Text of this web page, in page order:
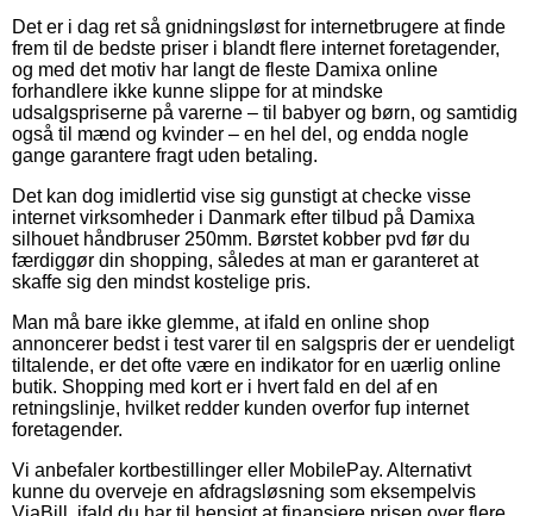
Det er i dag ret så gnidningsløst for internetbrugere at finde
frem til de bedste priser i blandt flere internet foretagender,
og med det motiv har langt de fleste Damixa online
forhandlere ikke kunne slippe for at mindske
udsalgspriserne på varerne – til babyer og børn, og samtidig
også til mænd og kvinder – en hel del, og endda nogle
gange garantere fragt uden betaling.
Det kan dog imidlertid vise sig gunstigt at checke visse
internet virksomheder i Danmark efter tilbud på Damixa
silhouet håndbruser 250mm. Børstet kobber pvd før du
færdiggør din shopping, således at man er garanteret at
skaffe sig den mindst kostelige pris.
Man må bare ikke glemme, at ifald en online shop
annoncerer bedst i test varer til en salgspris der er uendeligt
tiltalende, er det ofte være en indikator for en uærlig online
butik. Shopping med kort er i hvert fald en del af en
retningslinje, hvilket redder kunden overfor fup internet
foretagender.
Vi anbefaler kortbestillinger eller MobilePay. Alternativt
kunne du overveje en afdragsløsning som eksempelvis